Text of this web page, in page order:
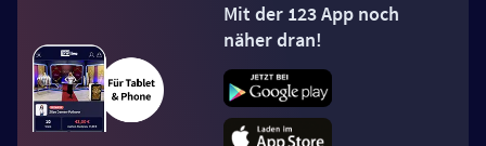
Mit der 123 App noch
näher dran!